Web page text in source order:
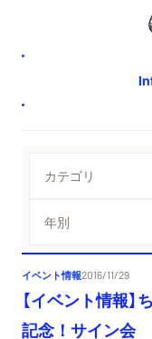
イベント情報2016/11/29
【イベント情報】
記念！サイン会